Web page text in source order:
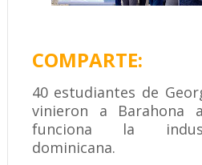
COMPARTE:
40 estudiantes de
vinieron a Barahona
funciona la
dominicana.